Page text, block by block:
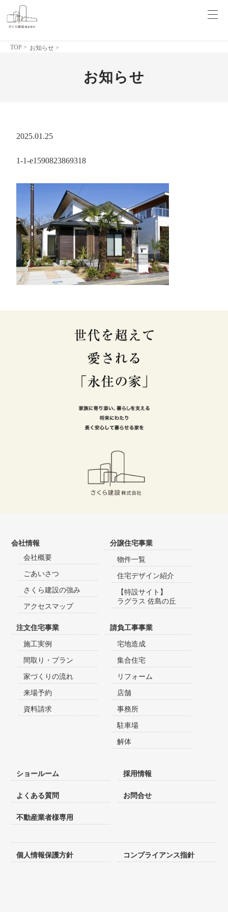
TOP > お知らせ >
お知らせ
2025.01.25
1-1-e1590823869318
会社情報
会社概要
ごあいさつ
さくら建設の強み
アクセスマップ
分譲住宅事業
物件一覧
住宅デザイン紹介
【特設サイト】
ラグラス 佐島の丘
注文住宅事業
施工実例
間取り・プラン
家づくりの流れ
来場予約
資料請求
請負工事事業
宅地造成
集合住宅
リフォーム
店舗
事務所
駐車場
解体
ショールーム 採用情報
よくある質問 お問合せ
不動産業者様専用
個人情報保護方針 コンプライアンス指針